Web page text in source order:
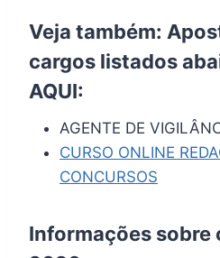
Veja também:
cargos listados
AQUI:
AGENTE DE
CURSO ONLINE
CONCURSOS
Informações sobre